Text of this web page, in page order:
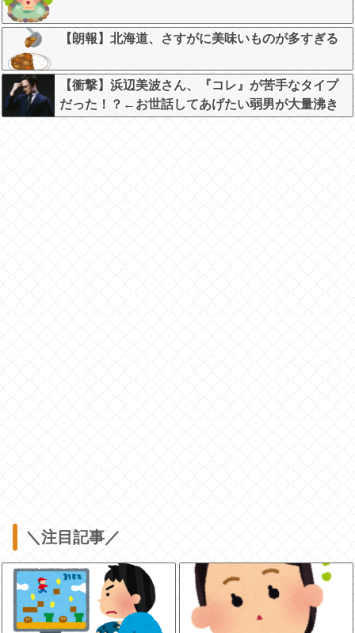
【朗報】北海道、さすがに美味いものが多すぎる
【衝撃】浜辺美波さん、『コレ』が苦手なタイプ
だった！？←お世話してあげたい弱男が大量沸き
＼注目記事／